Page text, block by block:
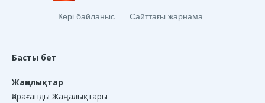
Кері байланыс Сайттағы жарнама
Басты бет
Жаңалықтар
Қарағанды Жаңалықтары